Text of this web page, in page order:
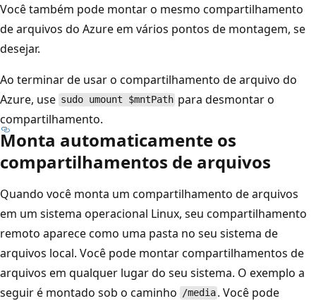
Você também pode montar o mesmo compartilhamento
de arquivos do Azure em vários pontos de montagem, se
desejar.
Ao terminar de usar o compartilhamento de arquivo do
Azure, use sudo umount $mntPath para desmontar o
compartilhamento.
Monta automaticamente os
compartilhamentos de arquivos
Quando você monta um compartilhamento de arquivos
em um sistema operacional Linux, seu compartilhamento
remoto aparece como uma pasta no seu sistema de
arquivos local. Você pode montar compartilhamentos de
arquivos em qualquer lugar do seu sistema. O exemplo a
seguir é montado sob o caminho /media . Você pode